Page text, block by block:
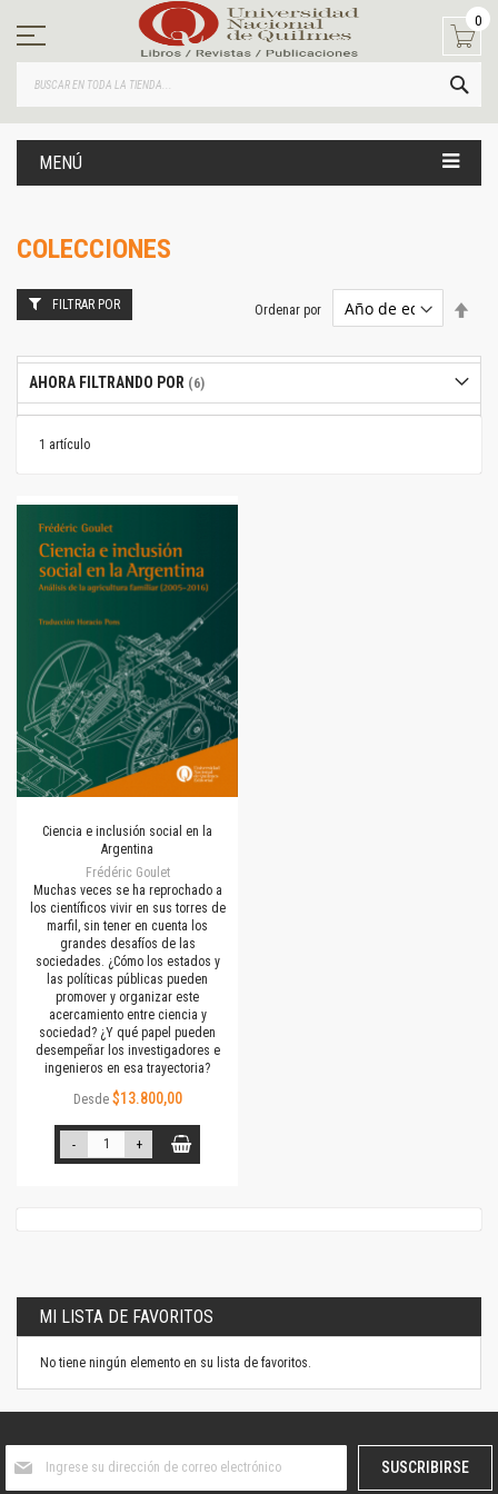
contenido
0
MENÚ
COLECCIONES
1 artículo
Ordenar por
Ciencia e inclusión social en la
Argentina
Frédéric Goulet
Muchas veces se ha reprochado a
los científicos vivir en sus torres de
marfil, sin tener en cuenta los
grandes desafíos de las
sociedades. ¿Cómo los estados y
las políticas públicas pueden
promover y organizar este
acercamiento entre ciencia y
sociedad? ¿Y qué papel pueden
desempeñar los investigadores e
ingenieros en esa trayectoria?
Desde $13.800,00
- +
FILTRAR POR
AHORA FILTRANDO POR
MI LISTA DE FAVORITOS
No tiene ningún elemento en su lista de favoritos.
boletín
SUSCRIBIRSE